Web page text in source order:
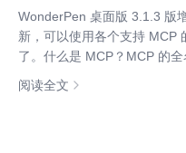
WonderPen 桌面版 3.1.3 版
新，可以使用各个支持 MCP
了。什么是 MCP？MCP 的全
阅读全文